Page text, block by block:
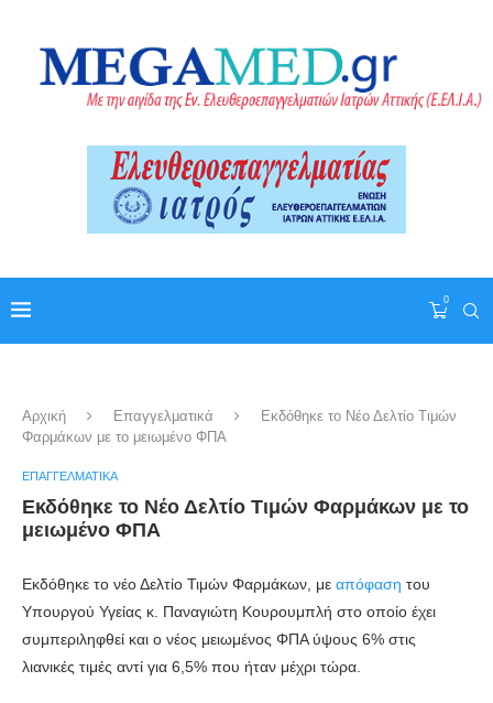
0
Αρχική Επαγγελματικά
Εκδόθηκε το Νέο Δελτίο Τιμών
Φαρμάκων με το μειωμένο ΦΠΑ
ΕΠΑΓΓΕΛΜΑΤΙΚΆ
Εκδόθηκε το Νέο Δελτίο Τιμών Φαρμάκων με το
μειωμένο ΦΠΑ
Εκδόθηκε το νέο Δελτίο Τιμών Φαρμάκων, με απόφαση του
Υπουργού Υγείας κ. Παναγιώτη Κουρουμπλή στο οποίο έχει
συμπεριληφθεί και ο νέος μειωμένος ΦΠΑ ύψους 6% στις
λιανικές τιμές αντί για 6,5% που ήταν μέχρι τώρα.